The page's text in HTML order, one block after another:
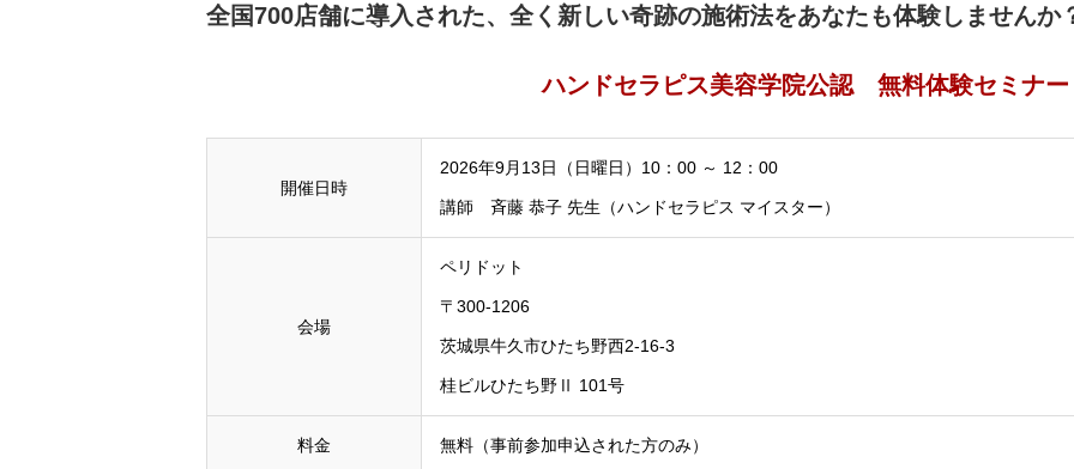
全国700店舗に導入された、全く新しい奇跡の施術法をあなたも体験しませんか
ハンドセラピス美容学院公認 無料体験セミナー
開催日時
2026年9月13日（日曜日）10：00 ～ 12：00
講師 斉藤 恭子 先生（ハンドセラピス マイスター）
会場
ペリドット
〒300-1206
茨城県牛久市ひたち野西2-16-3
桂ビルひたち野Ⅱ 101号
料金 無料（事前参加申込された方のみ）